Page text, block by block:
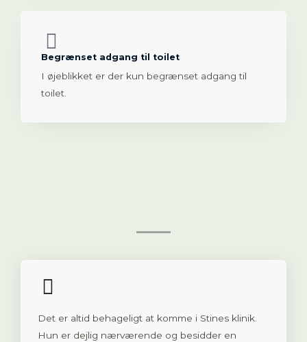
Begrænset adgang til toilet
I øjeblikket er der kun begrænset adgang til
toilet.
Det er altid behageligt at komme i Stines klinik.
Hun er dejlig nærværende og besidder en